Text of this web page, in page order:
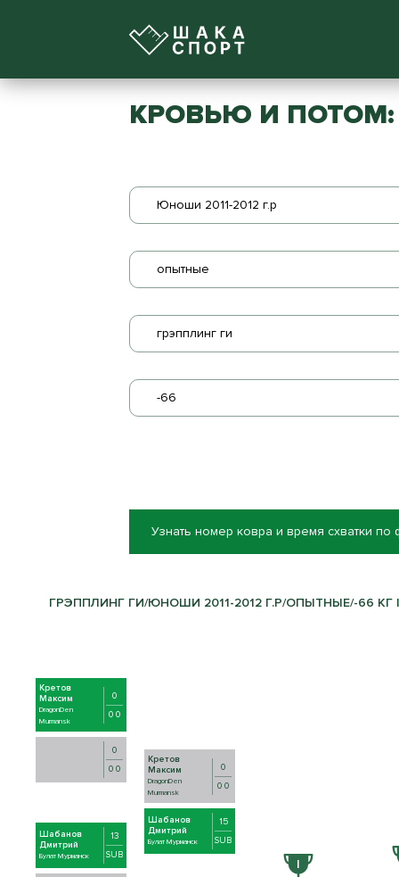
КРОВЬЮ И ПОТОМ:
Юноши 2011-2012 г.р
опытные
грэпплинг ги
-66
Узнать номер ковра и время схватки по
ГРЭППЛИНГ ГИ/ЮНОШИ 2011-2012 Г.Р/ОПЫТНЫЕ/-66 КГ
Кретов
Максим
DragonDen
Murmansk
0
0 0
0
0 0
Шабанов
Дмитрий
Булат Мурманск
13
SUB
Кретов
Максим
DragonDen
Murmansk
0
0 0
Шабанов
Дмитрий
Булат Мурманск
15
SUB